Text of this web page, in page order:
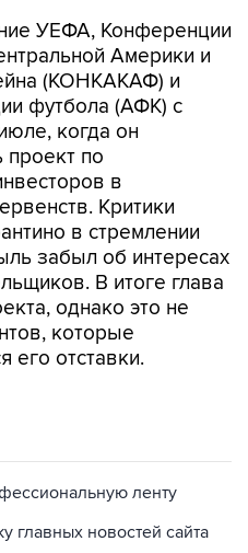
УЕФА, Конференции
Америки и
(КОНКАКАФ) и
футбола (АФК) с
когда он
проект по
в
Критики
в стремлении
забыл об интересах
В итоге глава
однако это не
которые
его отставки.
ленту
главных новостей сайта